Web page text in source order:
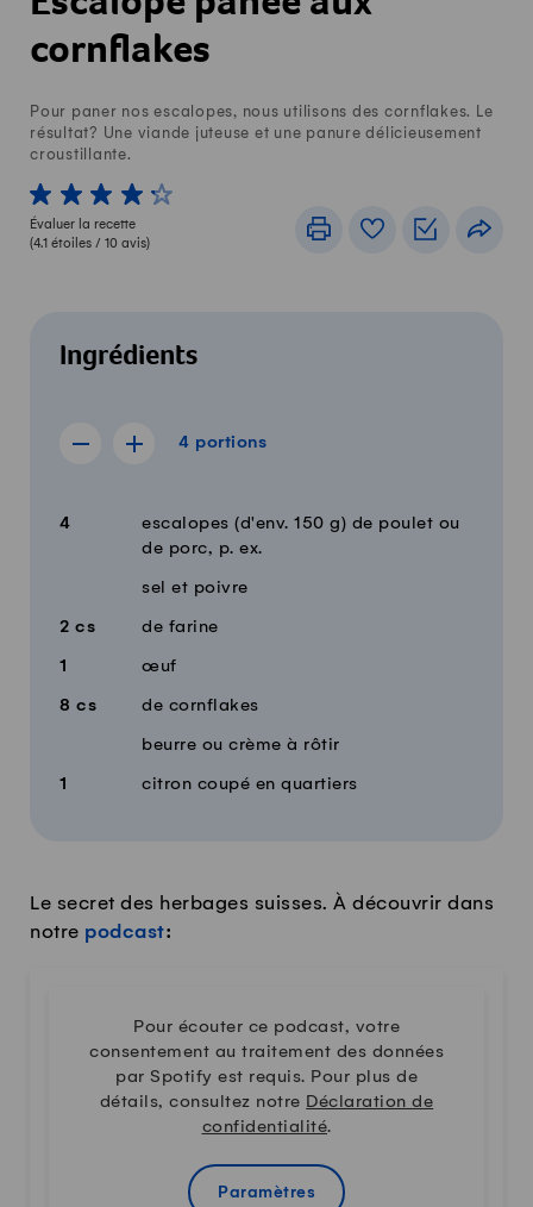
cornflakes
Pour paner nos escalopes, nous utilisons des cornflakes. Le
résultat? Une viande juteuse et une panure délicieusement
croustillante.
1 von 5 étoiles
2 von 5 étoiles
3 von 5 étoiles
4 von 5 étoiles
5 von 5 étoiles
Évaluer la recette
(4.1 étoiles / 10 avis)
ImprimerLivre de recettes
Listes de
Ingrédients
4 portions
Afficher la recette de 3 portions
Afficher la recette de 5 portions
4 portions
Quantité Ingrédients
4
escalopes (d'env. 150 g) de poulet ou
de porc, p. ex.
sel et poivre
2 cs de farine
1 œuf
8 cs de cornflakes
beurre ou crème à rôtir
1 citron coupé en quartiers
Le secret des herbages suisses. À découvrir dans
notre podcast:
Pour écouter ce podcast, votre
consentement au traitement des données
par Spotify est requis. Pour plus de
détails, consultez notre Déclaration de
confidentialité.
Paramètres